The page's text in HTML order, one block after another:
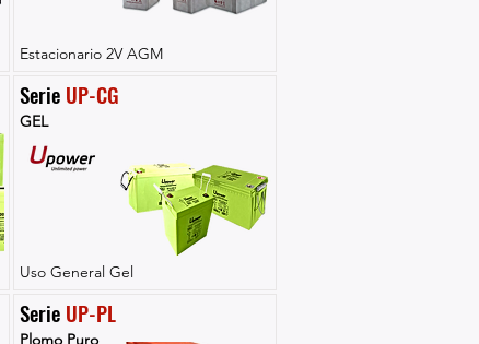
Estacionario 2V AGM
Serie UP-CG
GEL
Uso General Gel
Serie UP-PL
Plomo Puro